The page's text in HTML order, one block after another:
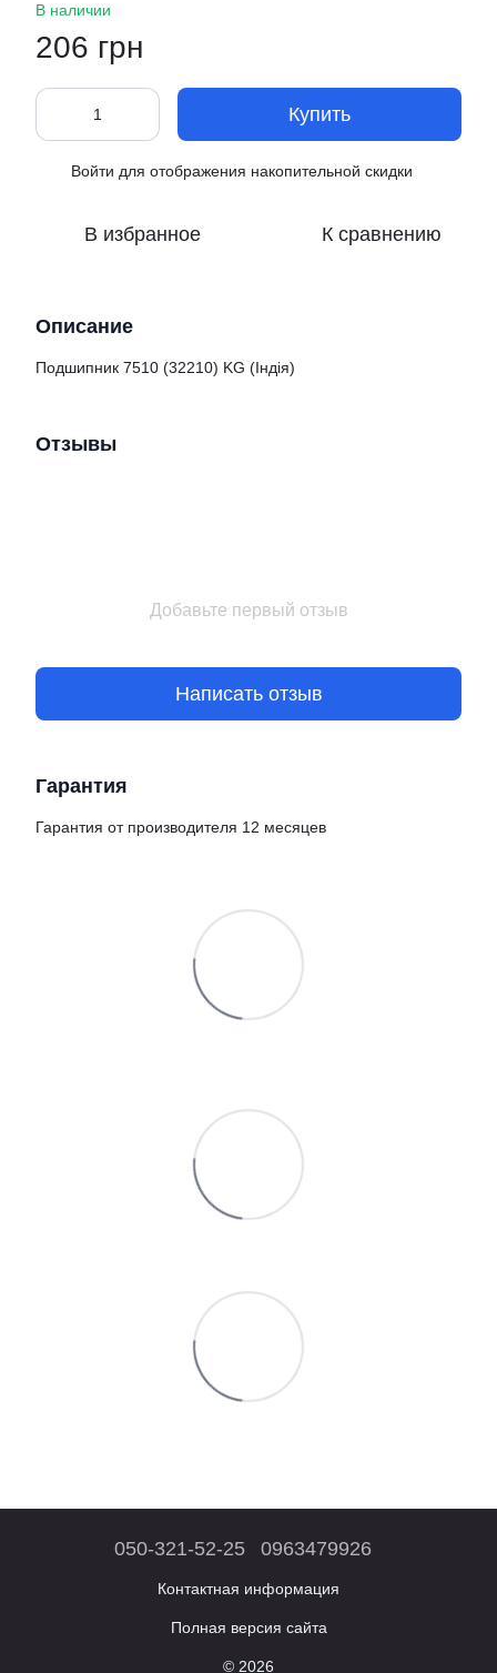
В наличии
206 грн
Купить
Войти для отображения накопительной скидки
В избранное К сравнению
Описание
Подшипник 7510 (32210) KG (Індія)
Отзывы
Добавьте первый отзыв
Написать отзыв
Гарантия
Гарантия от производителя 12 месяцев
050-321-52-25 0963479926
Контактная информация
Полная версия сайта
© 2026